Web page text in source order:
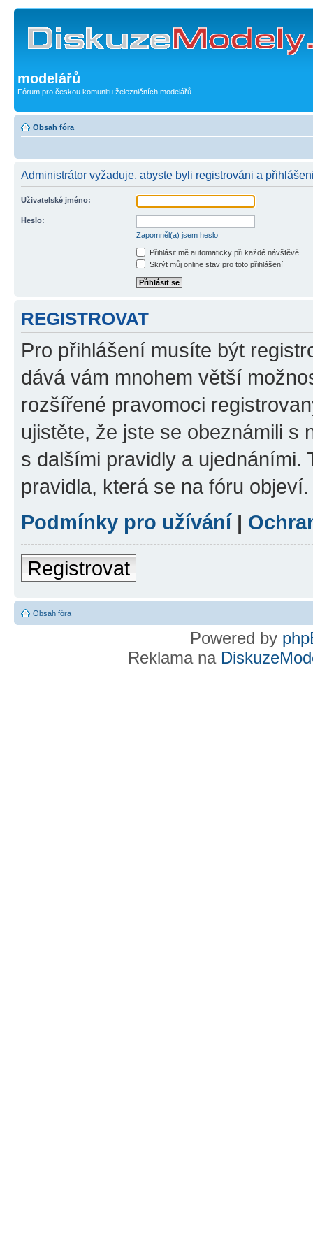
modelářů
Fórum pro českou komunitu železničních modelářů.
Obsah fóra
Administrátor vyžaduje, abyste byli registrováni a
Uživatelské jméno:
Heslo:
Zapomněl(a) jsem heslo
Přihlásit mě automaticky při každé návštěvě
Skrýt můj online stav pro toto přihlášení
REGISTROVAT
Pro přihlášení musíte být
dává vám mnohem větší
rozšířené pravomoci
ujistěte, že jste se obeznámili s
s dalšími pravidly a ujednáními.
pravidla, která se na fóru objeví.
Podmínky pro užívání |
Registrovat
Obsah fóra
Powered by
Reklama na